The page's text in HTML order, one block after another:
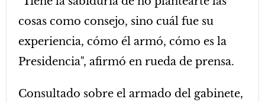
cosas como consejo, sino cuál fue su
experiencia, cómo él armó, cómo es la
Presidencia", afirmó en rueda de prensa.
Consultado sobre el armado del gabinete,